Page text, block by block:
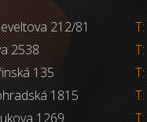
212/81 T:
2538 T:
135 T:
1815 T:
1269 T: